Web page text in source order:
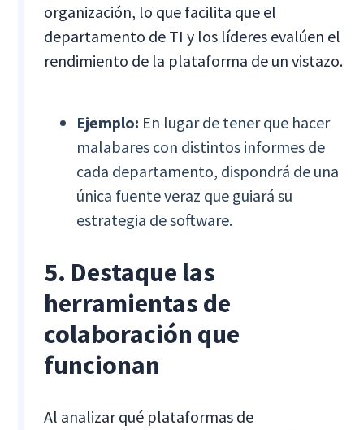
organización, lo que facilita que el
departamento de TI y los líderes evalúen el
rendimiento de la plataforma de un vistazo.
Ejemplo: En lugar de tener que hacer
malabares con distintos informes de
cada departamento, dispondrá de una
única fuente veraz que guiará su
estrategia de software.
5. Destaque las
herramientas de
colaboración que
funcionan
Al analizar qué plataformas de